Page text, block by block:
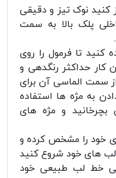
کنید نوک تیز و دقیقی
پلک بالا به سمت
تا فرمول را روی
کار حداکثر رنگدهی و
سمت الماسی آن برای
به مژه ها استفاده
و مژه های
خود را مشخص کرده و
های خود شروع کنید
خط لب طبیعی خود